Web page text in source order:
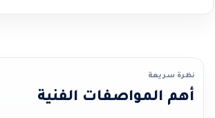
نظرة سريعة
أهم المواصفات الفنية